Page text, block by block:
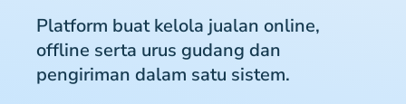
Platform buat kelola jualan online,
offline serta urus gudang dan
pengiriman dalam satu sistem.